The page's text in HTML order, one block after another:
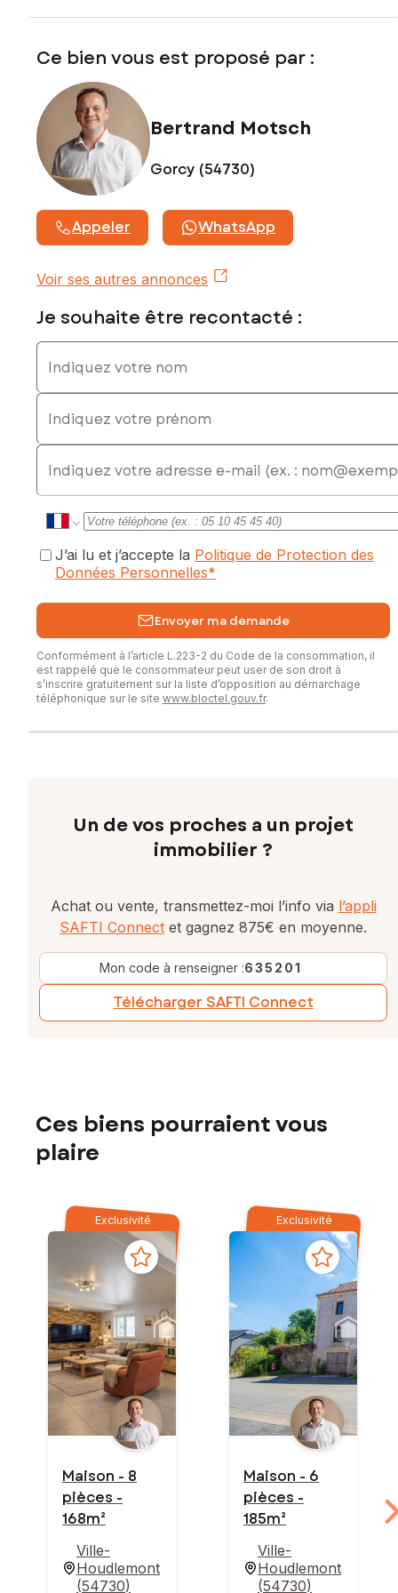
commercial immatriculé au RSAC de VAL DE BRIEY sous le
numéro 828 637 017
Ce bien vous est proposé par :
Bertrand Motsch
Gorcy (54730)
Appeler WhatsApp
Voir ses autres annonces
Je souhaite être recontacté :
Indiquez votre nom
Indiquez votre prénom
E-mail
J’ai lu et j’accepte la Politique de Protection des
Données Personnelles*
Envoyer ma demande
Conformément à l’article L.223-2 du Code de la consommation, il
est rappelé que le consommateur peut user de son droit à
s’inscrire gratuitement sur la liste d’opposition au démarchage
téléphonique sur le site www.bloctel.gouv.fr.
Un de vos proches a un projet
immobilier ?
Achat ou vente, transmettez-moi l’info via l’appli
SAFTI Connect et gagnez 875€ en moyenne.
Mon code à renseigner :635201
Télécharger SAFTI Connect
Ces biens pourraient vous
plaire
Exclusivité
Maison - 8
pièces -
168m²
Ville-
Houdlemont
(54730)
Exclusivité
Maison - 6
pièces -
185m²
Ville-
Houdlemont
(54730)